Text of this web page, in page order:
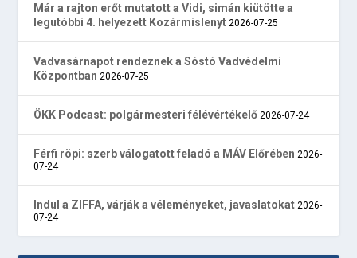
Már a rajton erőt mutatott a Vidi, simán kiütötte a
legutóbbi 4. helyezett Kozármislenyt 2026-07-25
Vadvasárnapot rendeznek a Sóstó Vadvédelmi
Központban 2026-07-25
ÖKK Podcast: polgármesteri félévértékelő 2026-07-24
Férfi röpi: szerb válogatott feladó a MÁV Előrében 2026-
07-24
Indul a ZIFFA, várják a véleményeket, javaslatokat 2026-
07-24